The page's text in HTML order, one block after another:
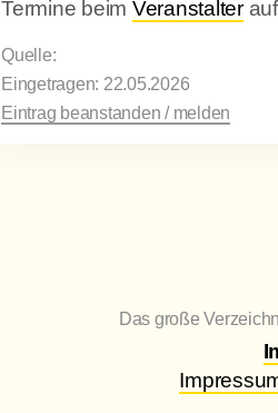
Termine beim Veranstalterauf
Quelle:
Eingetragen: 22.05.2026
Eintrag beanstanden / melden
Das große